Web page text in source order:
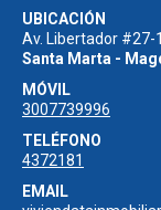
UBICACIÓN
Av. Libertador #27-
Santa Marta -
MÓVIL
3007739996
TELÉFONO
4372181
EMAIL